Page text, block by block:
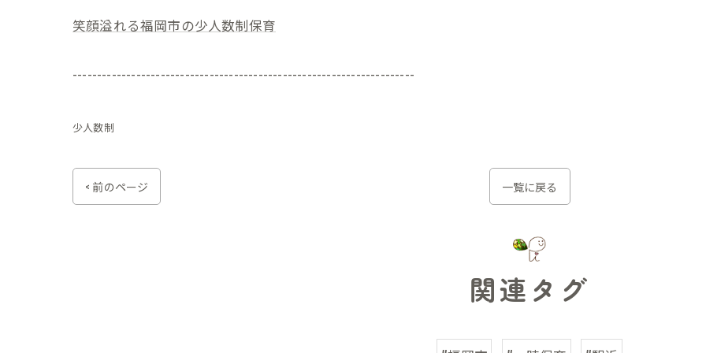
笑顔溢れる福岡市の少人数制保育
----------------------------------------------------------------------
少人数制
< 前のページ 一覧に戻る
関連タグ